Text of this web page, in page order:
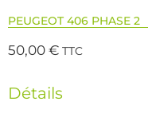
PEUGEOT 406 PHASE 2
50,00€ TTC
Détails